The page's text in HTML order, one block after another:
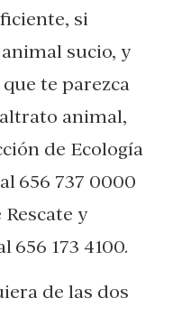
si
sucio, y
te parezca
animal,
de Ecología
656 737 0000
y
656 173 4100.
de las dos